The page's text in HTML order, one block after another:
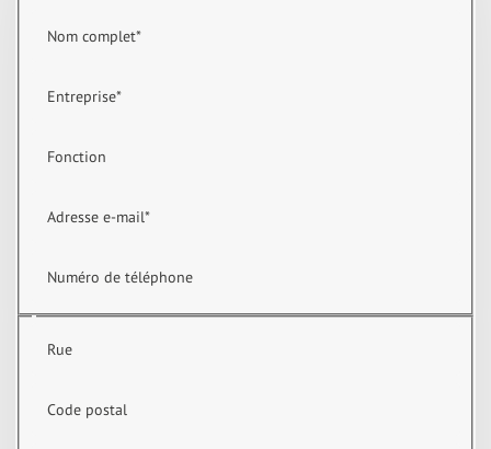
Nom complet*
Entreprise*
Fonction
Adresse e-mail*
Numéro de téléphone
Rue
Code postal